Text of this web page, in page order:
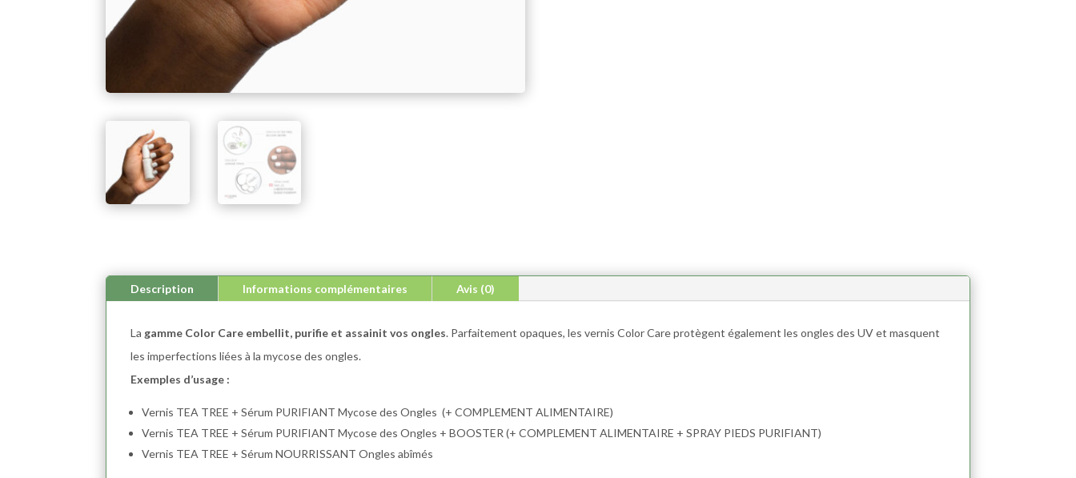
Description Informations complémentaires Avis (0)
La gamme Color Care embellit, purifie et assainit vos ongles. Parfaitement opaques, les vernis Color Care protègent également les ongles des UV et masquent
les imperfections liées à la mycose des ongles.
Exemples d’usage :
Vernis TEA TREE + Sérum PURIFIANT Mycose des Ongles (+ COMPLEMENT ALIMENTAIRE)
Vernis TEA TREE + Sérum PURIFIANT Mycose des Ongles + BOOSTER (+ COMPLEMENT ALIMENTAIRE + SPRAY PIEDS PURIFIANT)
Vernis TEA TREE + Sérum NOURRISSANT Ongles abîmés